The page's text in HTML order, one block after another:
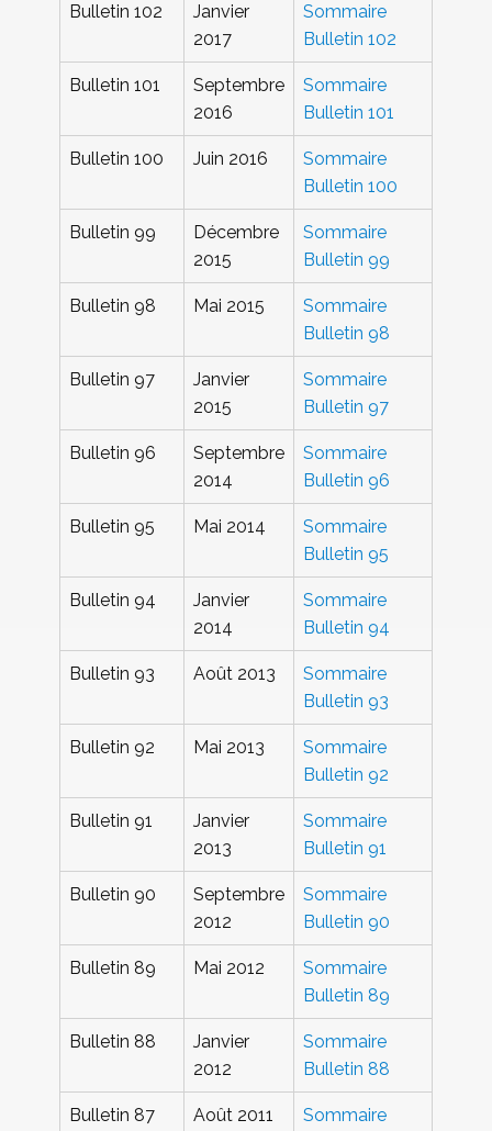
Bulletin 102
Janvier
2017
Sommaire
Bulletin 102
Bulletin 101
Septembre
2016
Sommaire
Bulletin 101
Bulletin 100 Juin 2016
Sommaire
Bulletin 100
Bulletin 99
Décembre
2015
Sommaire
Bulletin 99
Bulletin 98 Mai 2015
Sommaire
Bulletin 98
Bulletin 97
Janvier
2015
Sommaire
Bulletin 97
Bulletin 96
Septembre
2014
Sommaire
Bulletin 96
Bulletin 95 Mai 2014
Sommaire
Bulletin 95
Bulletin 94
Janvier
2014
Sommaire
Bulletin 94
Bulletin 93 Août 2013
Sommaire
Bulletin 93
Bulletin 92 Mai 2013
Sommaire
Bulletin 92
Bulletin 91
Janvier
2013
Sommaire
Bulletin 91
Bulletin 90
Septembre
2012
Sommaire
Bulletin 90
Bulletin 89 Mai 2012
Sommaire
Bulletin 89
Bulletin 88
Janvier
2012
Sommaire
Bulletin 88
Bulletin 87 Août 2011
Sommaire